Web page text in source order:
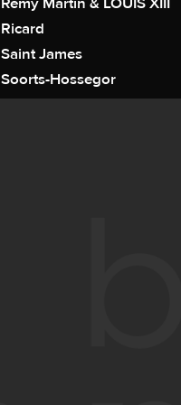
Ricard
Saint James
Soorts-Hossegor